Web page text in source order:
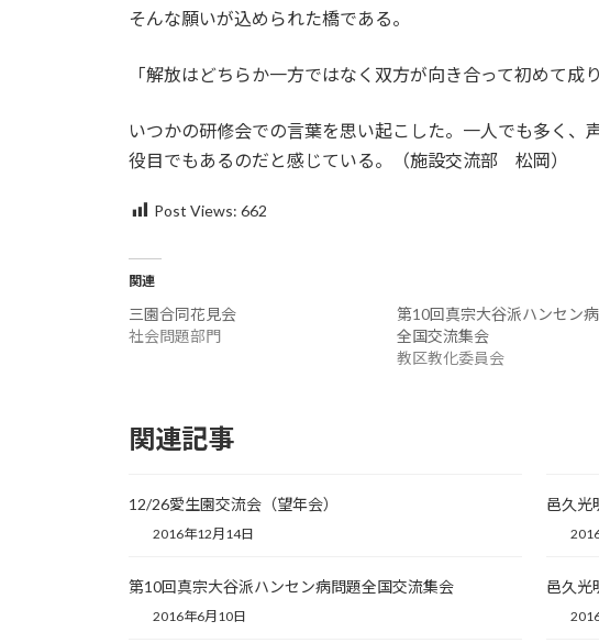
そんな願いが込められた橋である。
「解放はどちらか一方ではなく双方が向き合って初めて成
いつかの研修会での言葉を思い起こした。一人でも多く、
役目でもあるのだと感じている。（施設交流部 松岡）
Post Views: 662
関連
三園合同花見会
社会問題部門
第10回真宗大谷派ハンセン
全国交流集会
教区教化委員会
関連記事
12/26愛生園交流会（望年会）
2016年12月14日
邑久光
第10回真宗大谷派ハンセン病問題全国交流集会
2016年6月10日
邑久光